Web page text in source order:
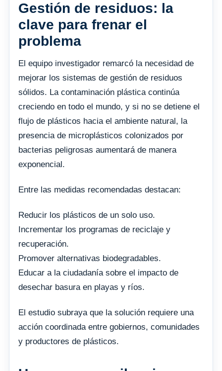
Gestión de residuos: la
clave para frenar el
problema
El equipo investigador remarcó la necesidad de
mejorar los sistemas de gestión de residuos
sólidos. La contaminación plástica continúa
creciendo en todo el mundo, y si no se detiene el
flujo de plásticos hacia el ambiente natural, la
presencia de microplásticos colonizados por
bacterias peligrosas aumentará de manera
exponencial.
Entre las medidas recomendadas destacan:
Reducir los plásticos de un solo uso.
Incrementar los programas de reciclaje y
recuperación.
Promover alternativas biodegradables.
Educar a la ciudadanía sobre el impacto de
desechar basura en playas y ríos.
El estudio subraya que la solución requiere una
acción coordinada entre gobiernos, comunidades
y productores de plásticos.